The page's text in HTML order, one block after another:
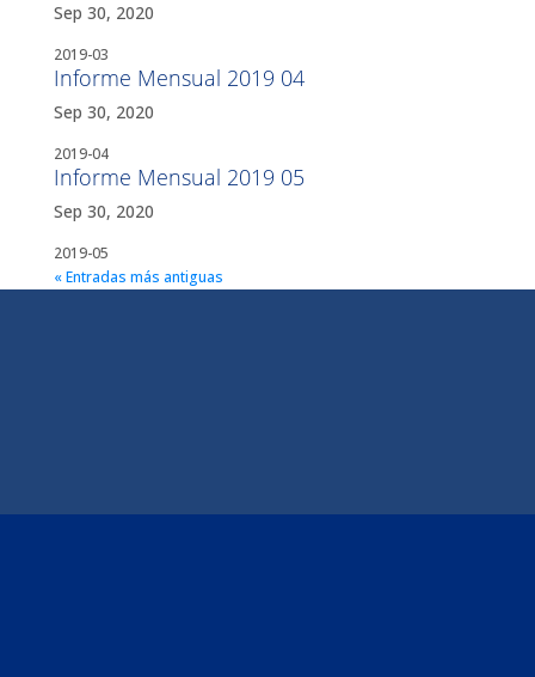
Sep 30, 2020
2019-03
Informe Mensual 2019 04
Sep 30, 2020
2019-04
Informe Mensual 2019 05
Sep 30, 2020
2019-05
« Entradas más antiguas